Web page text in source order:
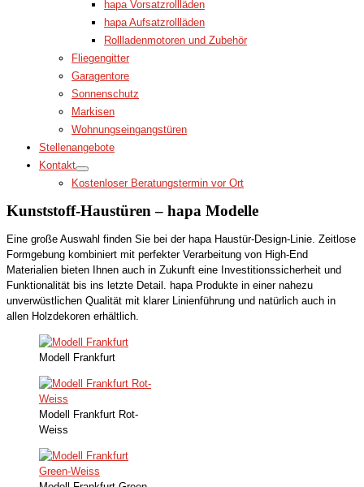
hapa Vorsatzrollläden
hapa Aufsatzrollläden
Rollladenmotoren und Zubehör
Fliegengitter
Garagentore
Sonnenschutz
Markisen
Wohnungseingangstüren
Stellenangebote
Kontakt
Kostenloser Beratungstermin vor Ort
Kunststoff-Haustüren – hapa Modelle
Eine große Auswahl finden Sie bei der hapa Haustür-Design-Linie. Zeitlose
Formgebung kombiniert mit perfekter Verarbeitung von High-End
Materialien bieten Ihnen auch in Zukunft eine Investitionssicherheit und
Funktionalität bis ins letzte Detail. hapa Produkte in einer nahezu
unverwüstlichen Qualität mit klarer Linienführung und natürlich auch in
allen Holzdekoren erhältlich.
Modell Frankfurt
Modell Frankfurt Rot-
Weiss